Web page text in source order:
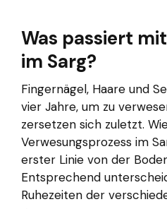
Was passiert
im Sarg?
Fingernägel, Haare und
vier Jahre, um zu
zersetzen sich zuletzt.
Verwesungsprozess im
erster Linie von der
Entsprechend
Ruhezeiten der